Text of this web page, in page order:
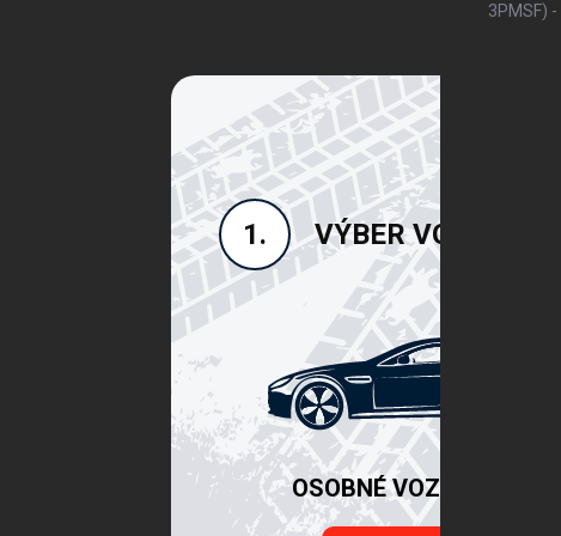
3PMSF)
1. VÝBER VOZIDLA
OSOBNÉ VOZIDLÁ SUV